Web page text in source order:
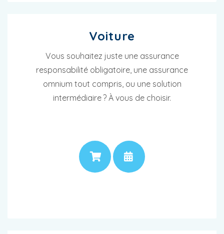
Voiture
Vous souhaitez juste une assurance
responsabilité obligatoire, une assurance
omnium tout compris, ou une solution
intermédiaire ? À vous de choisir.
PRIX